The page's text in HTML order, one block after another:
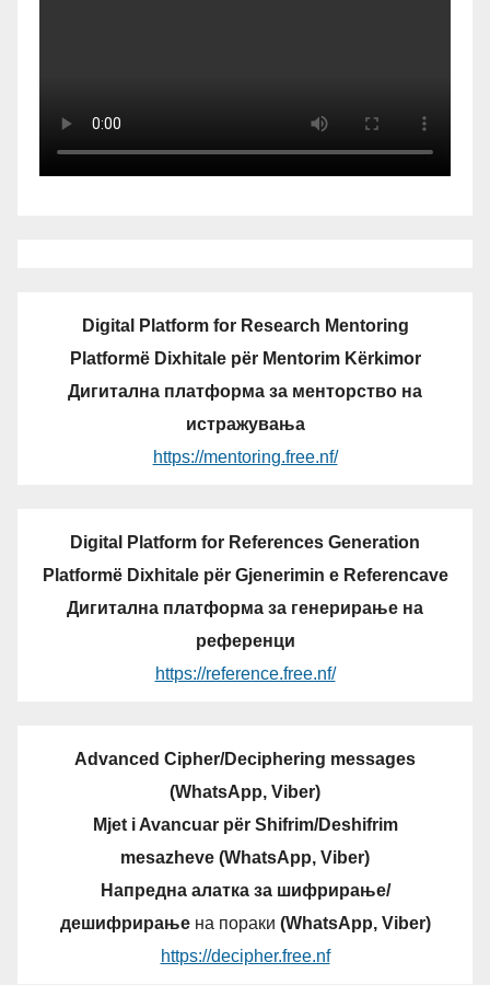
Digital Platform for Research Mentoring
Platformë Dixhitale për Mentorim Kërkimor
Дигитална платформа за менторство на
истражувања
https://mentoring.free.nf/
Digital Platform for References Generation
Platformë Dixhitale për Gjenerimin e Referencave
Дигитална платформа за генерирање на
референци
https://reference.free.nf/
Advanced Cipher/Deciphering messages
(WhatsApp, Viber)
Mjet i Avancuar për Shifrim/Deshifrim
mesazheve (WhatsApp, Viber)
Напредна алатка за шифрирање/
дешифрирањена пораки (WhatsApp, Viber)
https://decipher.free.nf